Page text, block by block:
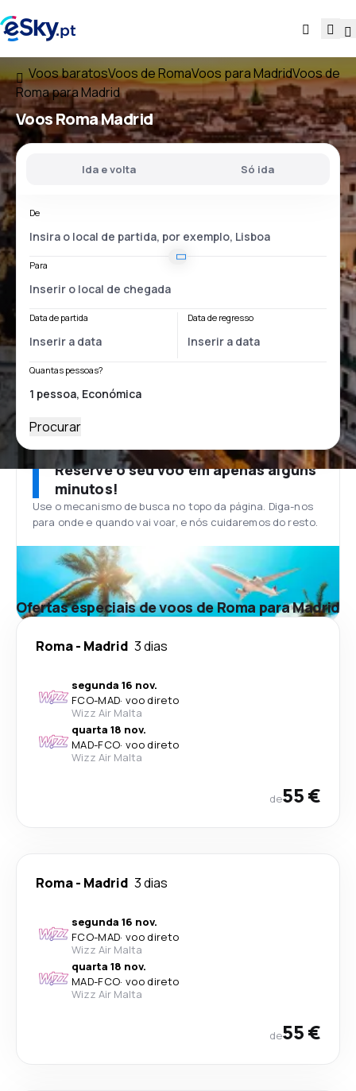
Voos baratosVoos de RomaVoos para MadridVoos de
Roma para Madrid
VoosRoma Madrid
Ida e volta Só ida
De
Para
Data de partida Data de regresso
Quantas pessoas?
Procurar
Reserve o seu voo em apenas alguns
minutos!
Use o mecanismo de busca no topo da página. Diga-nos
para onde e quando vai voar, e nós cuidaremos do resto.
Ofertas especiais de voos de Roma para Madrid
Roma- Madrid 3 dias
segunda 16 nov.
FCO-MAD· voo direto
Wizz Air Malta
quarta 18 nov.
MAD-FCO· voo direto
Wizz Air Malta
de55 €
Roma- Madrid 3 dias
segunda 16 nov.
FCO-MAD· voo direto
Wizz Air Malta
quarta 18 nov.
MAD-FCO· voo direto
Wizz Air Malta
de55 €